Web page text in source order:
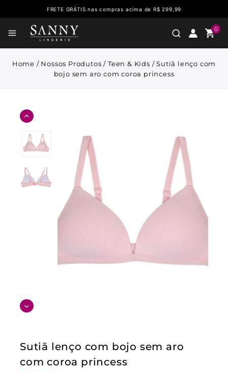
FRETE GRÁTIS nas compras acima de R$ 299,99
0
Home / Nossos Produtos / Teen & Kids / Sutiã lenço com
bojo sem aro com coroa princess
Sutiã lenço com bojo sem aro
com coroa princess